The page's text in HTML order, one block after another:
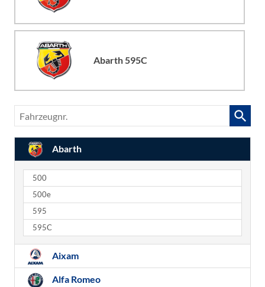
Abarth 595C
Fahrzeugnr.
Abarth
500
500e
595
595C
Aixam
Alfa Romeo